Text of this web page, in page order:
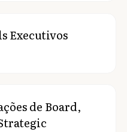
Executivos
de Board,